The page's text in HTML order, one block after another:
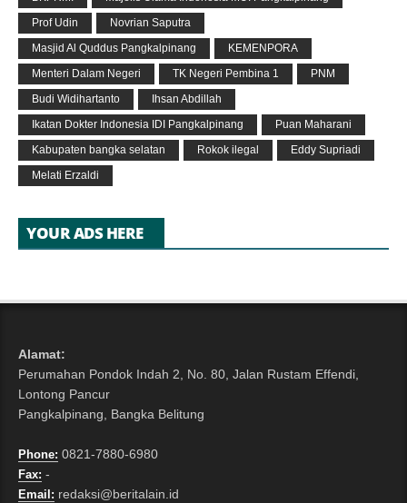
Prof Udin
Novrian Saputra
Masjid Al Quddus Pangkalpinang
KEMENPORA
Menteri Dalam Negeri
TK Negeri Pembina 1
PNM
Budi Widihartanto
Ihsan Abdillah
Ikatan Dokter Indonesia IDI Pangkalpinang
Puan Maharani
Kabupaten bangka selatan
Rokok ilegal
Eddy Supriadi
Melati Erzaldi
YOUR ADS HERE
Alamat:
Perumahan Pondok Indah 2, No. 80, Jalan Rustam Effendi,
Lontong Pancur
Pangkalpinang, Bangka Belitung
Phone: 0821-7880-6980
Fax: -
Email: redaksi@beritalain.id